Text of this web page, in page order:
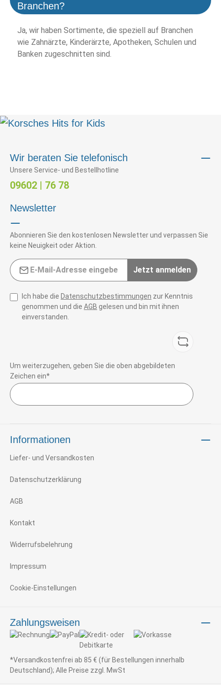
Branchen?
Ja, wir haben Sortimente, die speziell auf Branchen
wie Zahnärzte, Kinderärzte, Apotheken, Schulen und
Banken zugeschnitten sind.
Wir beraten Sie telefonisch
Unsere Service- und Bestellhotline
09602 | 76 78
Newsletter
Abonnieren Sie den kostenlosen Newsletter und verpassen Sie
keine Neuigkeit oder Aktion.
E-Mail-Adresse*
Jetzt anmelden
Ich habe die Datenschutzbestimmungen zur Kenntnis
genommen und die AGB gelesen und bin mit ihnen
einverstanden.
Um weiterzugehen, geben Sie die oben abgebildeten
Zeichen ein*
Informationen
Liefer- und Versandkosten
Datenschutzerklärung
AGB
Kontakt
Widerrufsbelehrung
Impressum
Cookie-Einstellungen
Zahlungsweisen
*Versandkostenfrei ab 85 € (für Bestellungen innerhalb
Deutschland); Alle Preise zzgl. MwSt